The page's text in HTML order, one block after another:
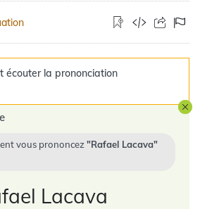
écouter la prononciation
vous prononcez
Rafael Lacava
Lacava